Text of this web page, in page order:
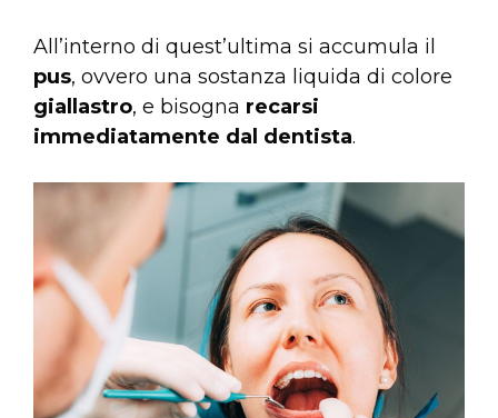
All’interno di quest’ultima si accumula il
pus, ovvero una sostanza liquida di colore
giallastro, e bisogna recarsi
immediatamente dal dentista.